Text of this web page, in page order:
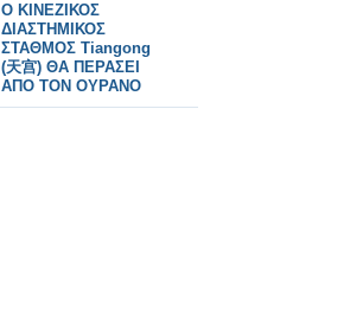
Ο ΚΙΝΕΖΙΚΟΣ
ΔΙΑΣΤΗΜΙΚΟΣ
ΣΤΑΘΜΟΣ Tiangong
(天宫) ΘΑ ΠΕΡΑΣΕΙ
ΑΠΟ ΤΟΝ ΟΥΡΑΝΟ